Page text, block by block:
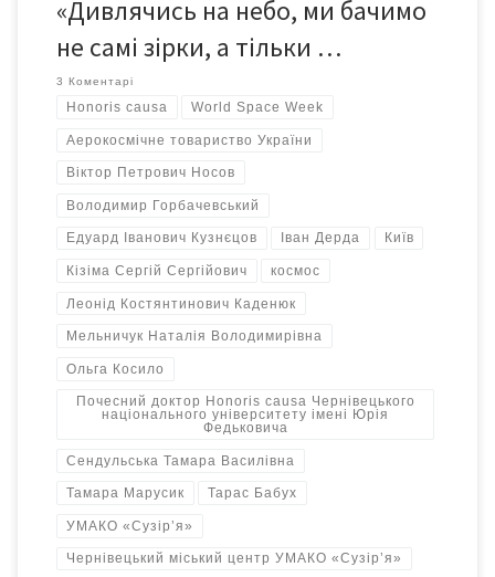
«Дивлячись на небо, ми бачимо
не самі зірки, а тільки …
3 Коментарі
Honoris causa World Space Week
Аерокосмічне товариство України
Віктор Петрович Носов
Володимир Горбачевський
Едуард Іванович Кузнєцов Іван Дерда Київ
Кізіма Сергій Сергійович космос
Леонід Костянтинович Каденюк
Мельничук Наталія Володимирівна
Ольга Косило
Почесний доктор Honoris causa Чернівецького
національного університету імені Юрія
Федьковича
Сендульська Тамара Василівна
Тамара Марусик Тарас Бабух
УМАКО «Сузір’я»
Чернівецький міський центр УМАКО «Сузір’я»